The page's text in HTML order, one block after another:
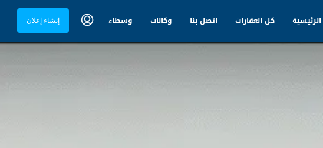
الرئيسية كل العقارات اتصل بنا وكالات وسطاء إنشاء إعلان